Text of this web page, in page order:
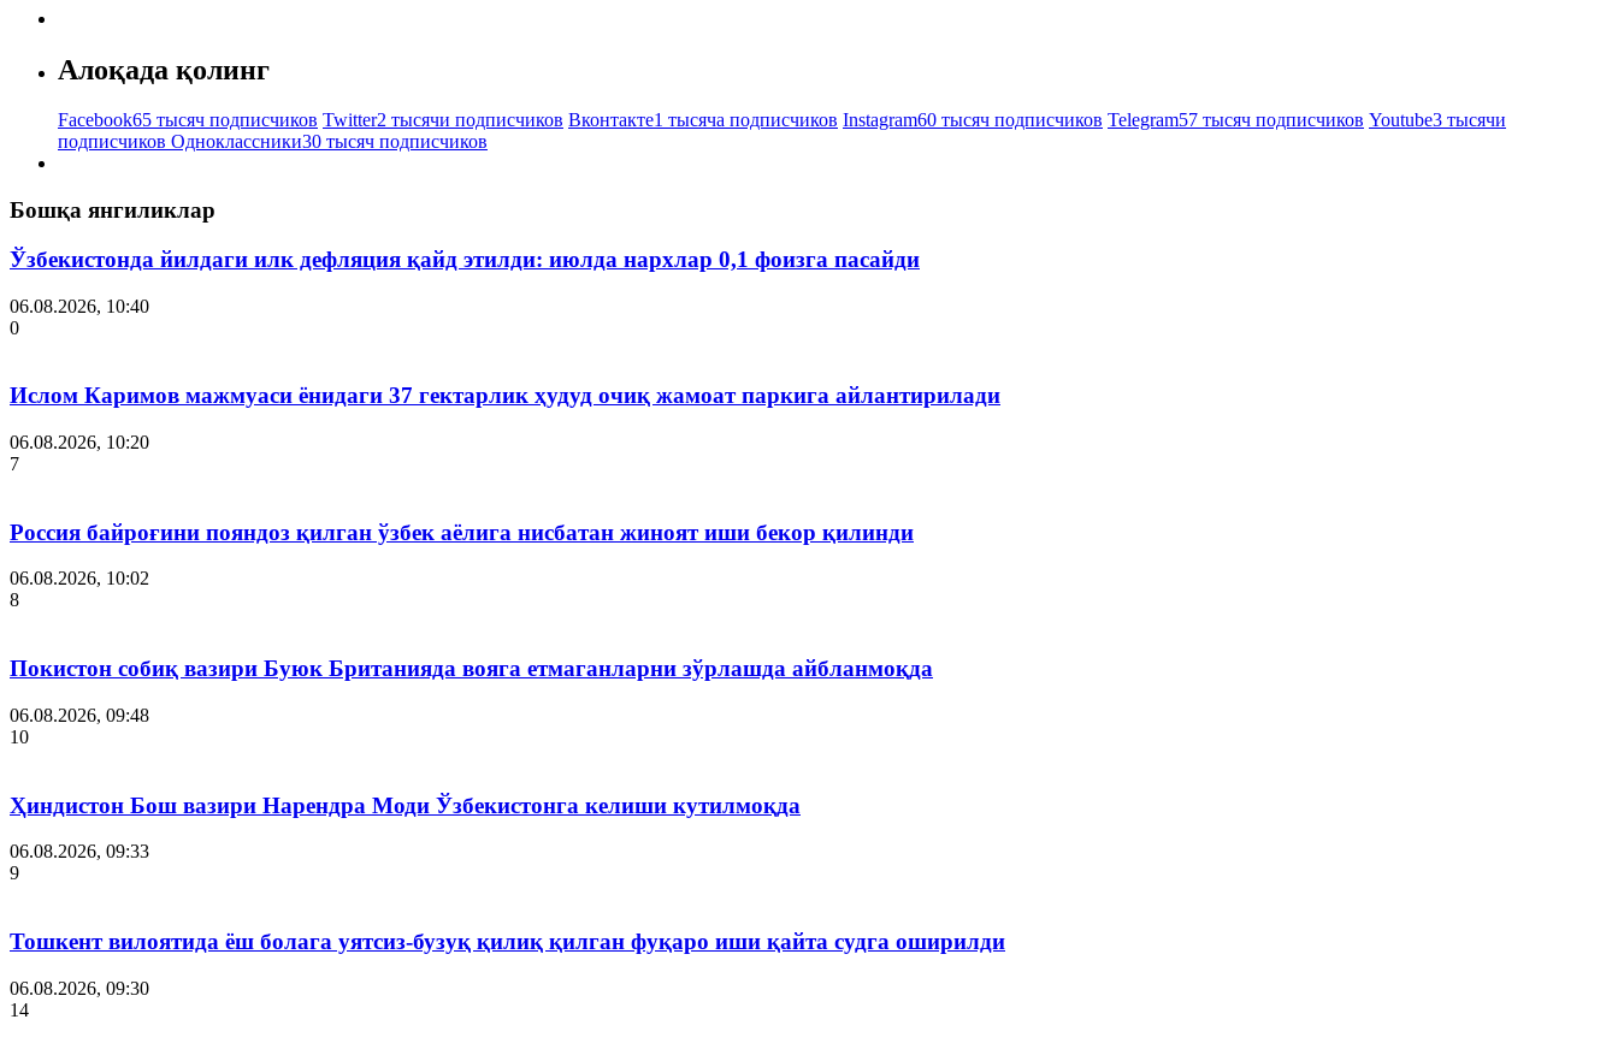
Алоқада қолинг
Facebook65 тысяч подписчиков Twitter2 тысячи подписчиков Вконтакте1 тысяча подписчиков Instagram60 тысяч подписчиков Telegram57 тысяч подписчиков Youtube3 тысячи
подписчиков Одноклассники30 тысяч подписчиков
Бошқа янгиликлар
Ўзбекистонда йилдаги илк дефляция қайд этилди: июлда нархлар 0,1 фоизга пасайди
06.08.2026, 10:40
0
Ислом Каримов мажмуаси ёнидаги 37 гектарлик ҳудуд очиқ жамоат паркига айлантирилади
06.08.2026, 10:20
7
Россия байроғини пояндоз қилган ўзбек аёлига нисбатан жиноят иши бекор қилинди
06.08.2026, 10:02
8
Покистон собиқ вазири Буюк Британияда вояга етмаганларни зўрлашда айбланмоқда
06.08.2026, 09:48
10
Ҳиндистон Бош вазири Нарендра Моди Ўзбекистонга келиши кутилмоқда
06.08.2026, 09:33
9
Тошкент вилоятида ёш болага уятсиз-бузуқ қилиқ қилган фуқаро иши қайта судга оширилди
06.08.2026, 09:30
14